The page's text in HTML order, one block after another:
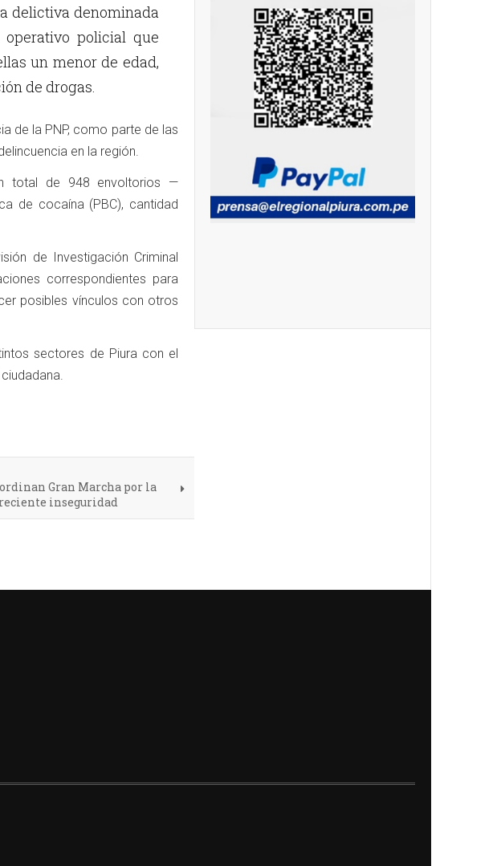
delictiva denominada
policial que
un menor de edad,
de drogas.
de la PNP, como parte de las
en la región.
total de 948 envoltorios —
de cocaína (PBC), cantidad
de Investigación Criminal
correspondientes para
posibles vínculos con otros
sectores de Piura con el
Gran Marcha por la
inseguridad